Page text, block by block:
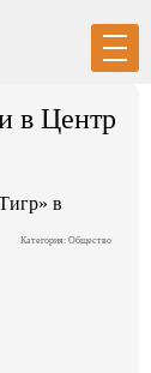
в Центр
Категория: Общество